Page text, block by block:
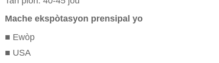
Mache ekspòtasyon prensipal yo
■ Ewòp
■ USA